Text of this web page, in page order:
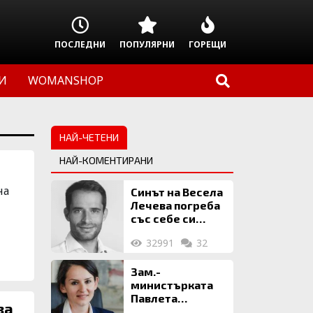
ПОСЛЕДНИ ПОПУЛЯРНИ ГОРЕЩИ
WOMANSHOP
НАЙ-ЧЕТЕНИ
НАЙ-КОМЕНТИРАНИ
Синът на Весела
Лечева погреба
със себе си
млн. евро
32991 32
Зам.-
министърката
Павлета